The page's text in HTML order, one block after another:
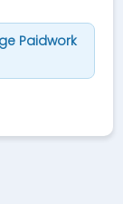
Paidwork